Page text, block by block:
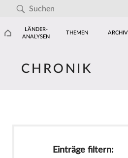
LÄNDER-
ANALYSEN
THEMEN ARCHIV
CHRONIK
Einträge filtern: